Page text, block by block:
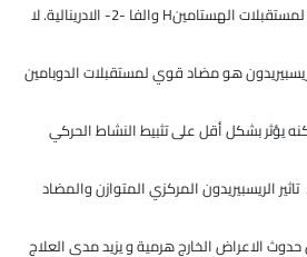
الادرينالية وله قدرة منخفضة لمستقبلات الهستامينH والفا -2- الادرينالية. لا
هو مضاد قوي لمستقبلات الدوبامين
يؤثر بشكل أقل على تثبيط النشاط الحركي
الريسبيريدون المركزي المتوازن والمضاد
الاعراض الخارج هرمية و يزيد مدى العلاج